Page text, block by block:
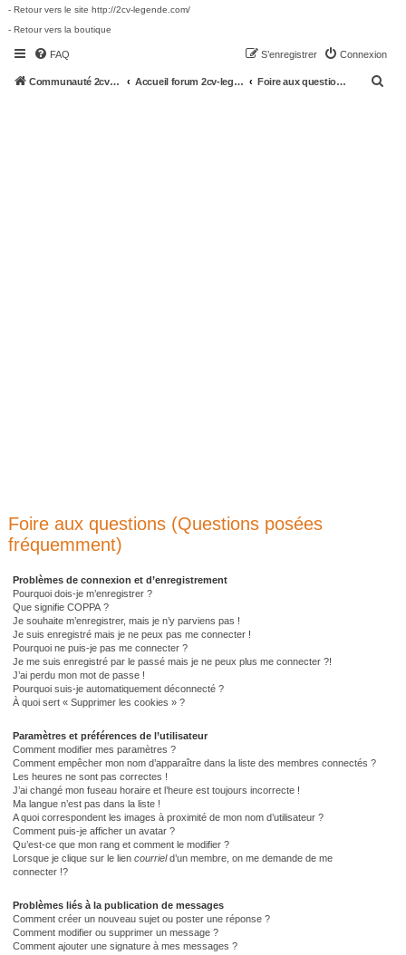
- Retour vers le site http://2cv-legende.com/
- Retour vers la boutique
FAQ Connexion
S’enregistrer
Communauté 2cv-legende.com Accueil forum 2cv-legende.com Foire aux questions (Questions posées fréquemment)
Foire aux questions (Questions posées
fréquemment)
Problèmes de connexion et d’enregistrement
Pourquoi dois-je m’enregistrer ?
Que signifie COPPA ?
Je souhaite m’enregistrer, mais je n’y parviens pas !
Je suis enregistré mais je ne peux pas me connecter !
Pourquoi ne puis-je pas me connecter ?
Je me suis enregistré par le passé mais je ne peux plus me connecter ?!
J’ai perdu mon mot de passe !
Pourquoi suis-je automatiquement déconnecté ?
À quoi sert « Supprimer les cookies » ?
Paramètres et préférences de l’utilisateur
Comment modifier mes paramètres ?
Comment empêcher mon nom d’apparaître dans la liste des membres connectés ?
Les heures ne sont pas correctes !
J’ai changé mon fuseau horaire et l’heure est toujours incorrecte !
Ma langue n’est pas dans la liste !
A quoi correspondent les images à proximité de mon nom d’utilisateur ?
Comment puis-je afficher un avatar ?
Qu’est-ce que mon rang et comment le modifier ?
Lorsque je clique sur le lien courrield’un membre, on me demande de me
connecter !?
Problèmes liés à la publication de messages
Comment créer un nouveau sujet ou poster une réponse ?
Comment modifier ou supprimer un message ?
Comment ajouter une signature à mes messages ?